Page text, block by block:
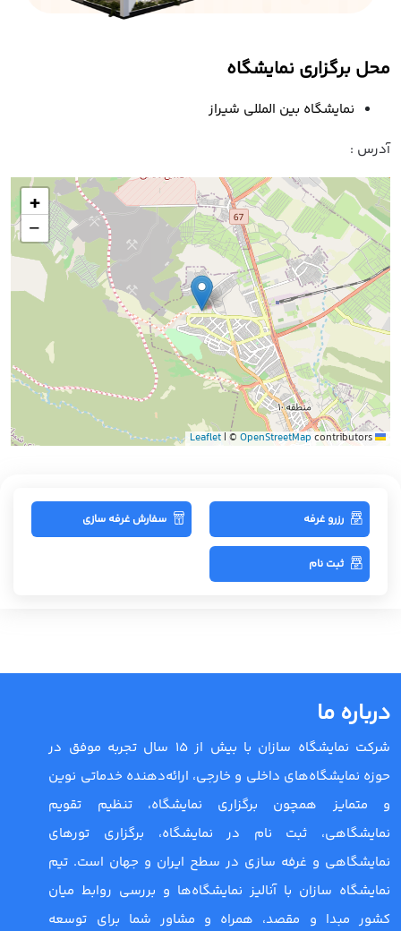
محل برگزاری نمایشگاه
نمایشگاه بین المللی شیراز
آدرس :
+
−
| © OpenStreetMap contributors
رزرو غرفه سفارش غرفه سازی
ثبت نام
درباره ما
شرکت نمایشگاه سازان با بیش از 15 سال تجربه موفق در
حوزه نمایشگاه‌های داخلی و خارجی، ارائه‌دهنده خدماتی نوین
و متمایز همچون برگزاری نمایشگاه، تنظیم تقویم
نمایشگاهی، ثبت نام در نمایشگاه، برگزاری تورهای
نمایشگاهی و غرفه سازی در سطح ایران و جهان است. تیم
نمایشگاه سازان با آنالیز نمایشگاه‌ها و بررسی روابط میان
کشور مبدا و مقصد، همراه و مشاور شما برای توسعه